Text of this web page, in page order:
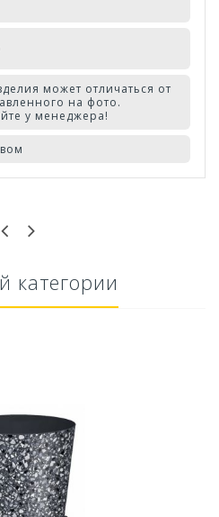
может отличаться от
на фото.
у менеджера!
Пунш (Арт. КШ-8632)
категории